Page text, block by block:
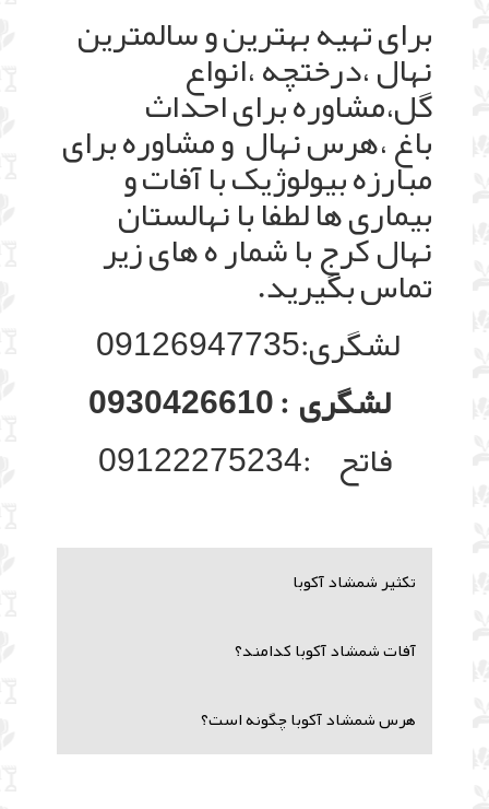
برای تهیه بهترین و سالمترین
نهال ،درختچه ،انواع
گل،مشاوره برای احداث
باغ ،هرس نهال و مشاوره برای
مبارزه بیولوژیک با آفات و
بیماری ها لطفا با نهالستان
نهال کرج با شمار ه های زیر
تماس بگیرید.
لشگری:09126947735
لشگری : 0930426610
فاتح :09122275234
تکثیر شمشاد آکوبا
آفات شمشاد آکوبا کدامند؟
هرس شمشاد آکوبا چگونه است؟